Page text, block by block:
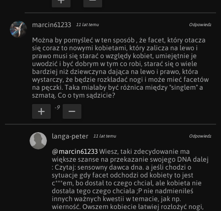
marcin61233 11 lat temu Odpowiedz
Można by pomyśleć w ten sposób , że facet, który otacza
się coraz to nowymi kobietami, który zalicza na lewo i
prawo musi się starać o względy kobiet, umiejętnie je
uwodzić i być dobrym w tym co robi, starać się o wiele
bardziej niż dziewczyna dająca na lewo i prawo, która
wystarczy, że będzie rozkładać nogi i może mieć facetów
na pęczki. Taka miałaby być różnica między "singlem" a
szmatą. Co o tym sądzicie?
-9
langa-peter 11 lat temu Odpowiedz
@marcin61233 Wiesz, taki zdecydowanie ma
większe szanse na przekazanie swojego DNA dalej
: Czytaj: sensowny dawca dna. a jeśli chodzi o
sytuacje gdy facet odchodzi od kobiety to jest
c***em, bo dostał to czego chciał, ale kobieta nie
dostała tego czego chciała ;P nie nadmieniłeś
innych ważnych kwestii w temacie, jak np.
wierność. Owszem kobiecie łatwiej rozłożyć nogi,